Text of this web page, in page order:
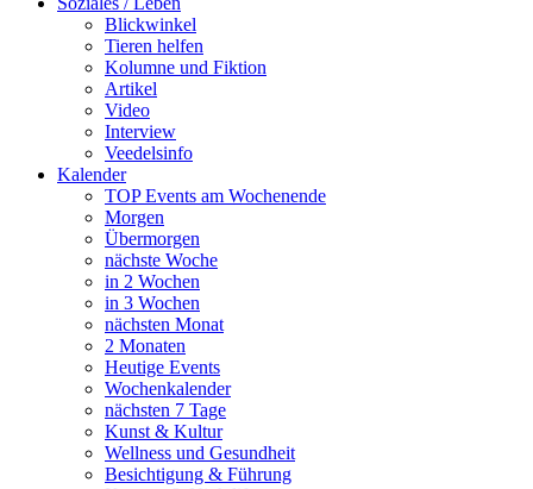
Blickwinkel
Tieren helfen
Kolumne und Fiktion
Artikel
Video
Interview
Veedelsinfo
Kalender
TOP Events am Wochenende
Morgen
Übermorgen
nächste Woche
in 2 Wochen
in 3 Wochen
nächsten Monat
2 Monaten
Heutige Events
Wochenkalender
nächsten 7 Tage
Kunst & Kultur
Wellness und Gesundheit
Besichtigung & Führung